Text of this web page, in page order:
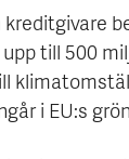
till 500
i EU:s